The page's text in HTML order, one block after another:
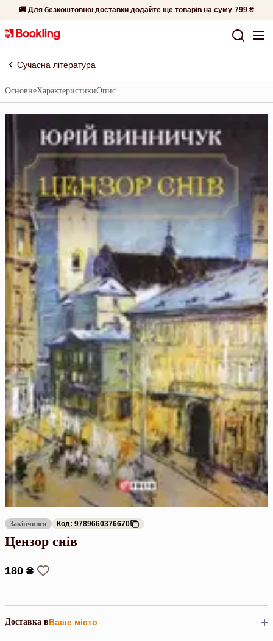
🚚 Для безкоштовної доставки додайте ще товарів на суму 799 ₴
Сучасна література
ОсновнеХарактеристикиОпис
Закінчився Код: 9789660376670
Цензор снів
180 ₴
Доставка вВаше місто